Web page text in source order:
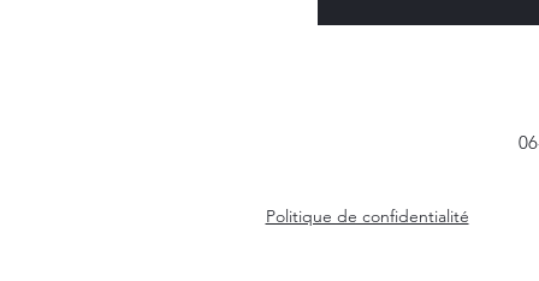
Politique de confidentialité